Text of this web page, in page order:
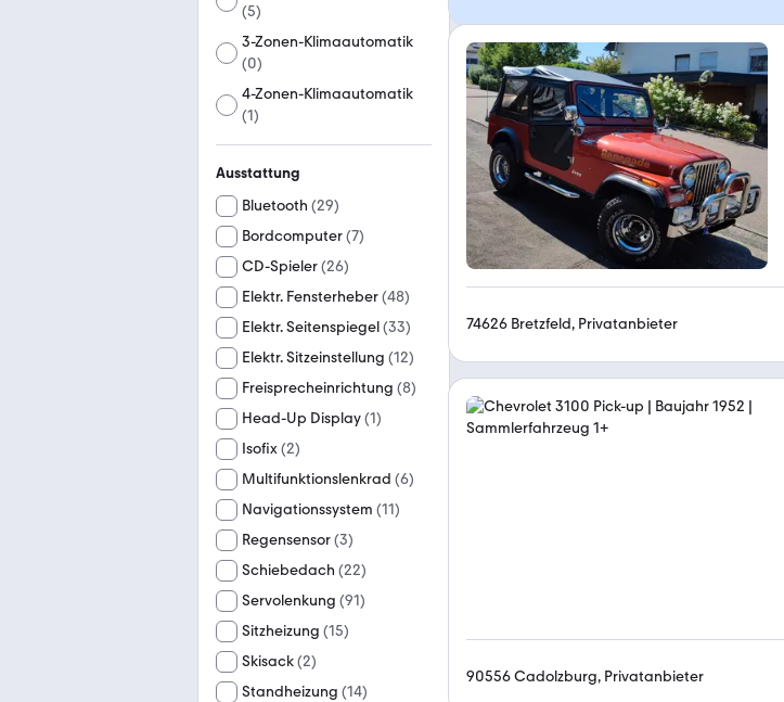
(5)
3-Zonen-Klimaautomatik
(0)
4-Zonen-Klimaautomatik
(1)
Ausstattung
Bluetooth (29)
Bordcomputer(7)
CD-Spieler(26)
Elektr. Fensterheber(48)
Elektr. Seitenspiegel(33)
Elektr. Sitzeinstellung (12)
Freisprecheinrichtung (8)
Head-Up Display(1)
Isofix(2)
Multifunktionslenkrad (6)
Navigationssystem (11)
Regensensor(3)
Schiebedach (22)
Servolenkung (91)
Sitzheizung (15)
Skisack(2)
Standheizung (14)
74626 Bretzfeld, Privatanbieter
90556 Cadolzburg, Privatanbieter